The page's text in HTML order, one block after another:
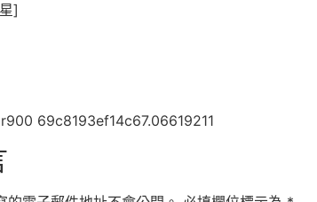
]
69c8193ef14c67.06619211